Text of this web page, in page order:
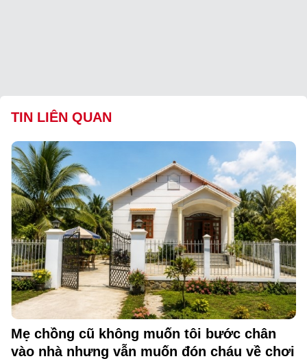
TIN LIÊN QUAN
Mẹ chồng cũ không muốn tôi bước chân
vào nhà nhưng vẫn muốn đón cháu về chơi